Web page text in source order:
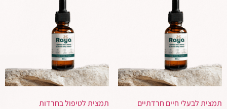
תמצית לבעלי חיים חרדתיים תמצית לטיפול בחרדות